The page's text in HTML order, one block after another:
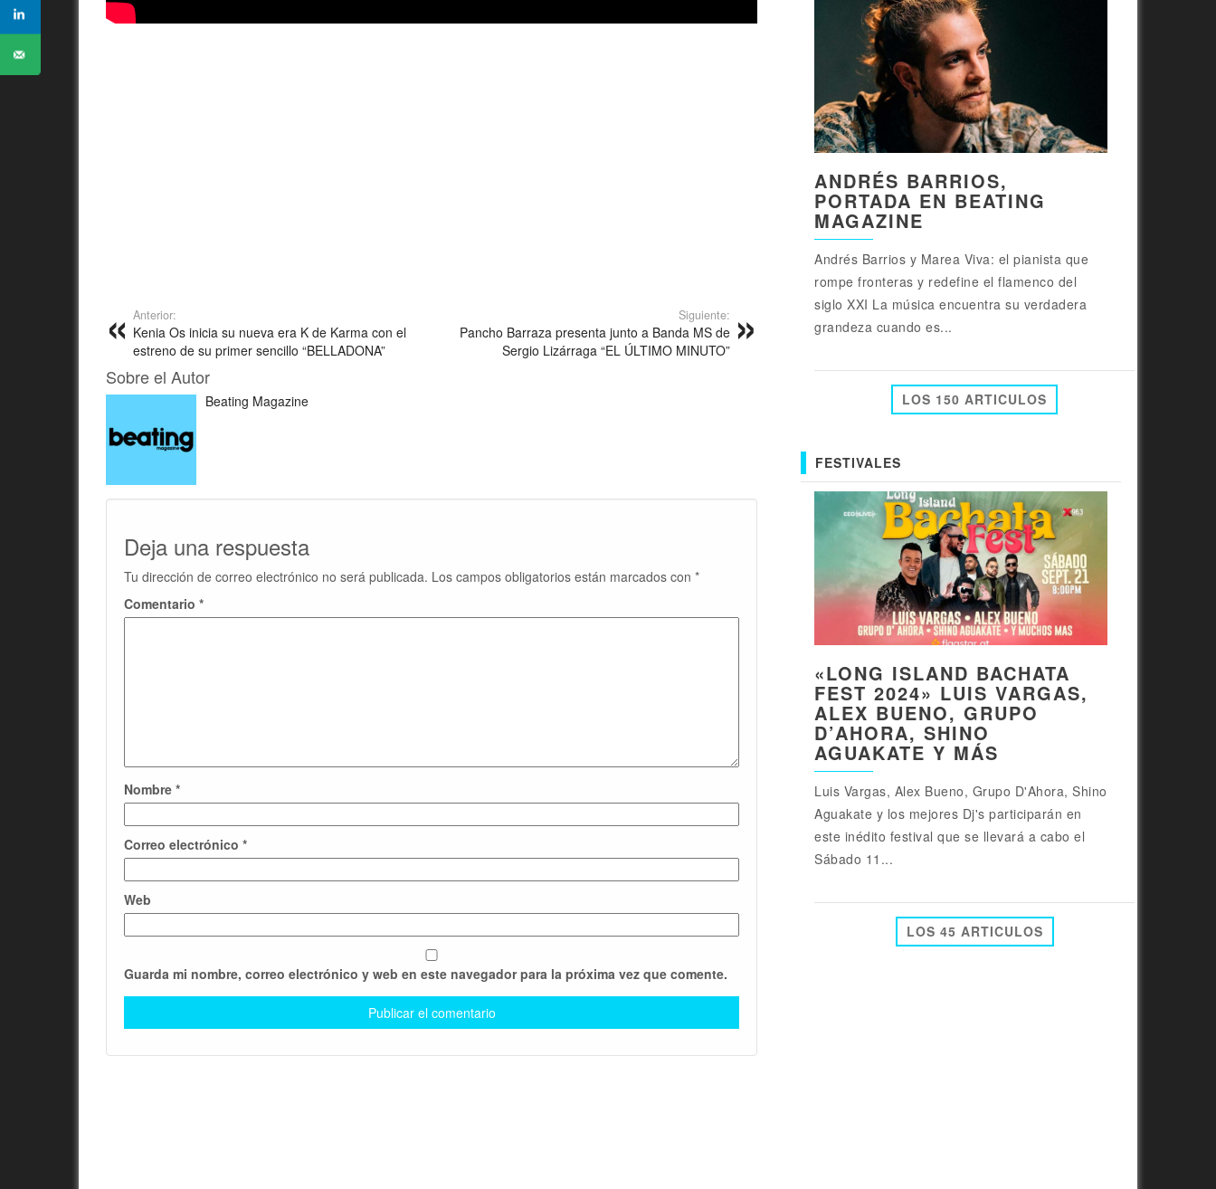
Anterior:
Kenia Os inicia su nueva era K de Karma con el
estreno de su primer sencillo “BELLADONA”
Siguiente:
Pancho Barraza presenta junto a Banda MS de
Sergio Lizárraga “EL ÚLTIMO MINUTO”
Sobre el Autor
Beating Magazine
Deja una respuesta
Tu dirección de correo electrónico no será publicada. Los campos obligatorios están marcados con *
Comentario *
Nombre *
Correo electrónico *
Web
Guarda mi nombre, correo electrónico y web en este navegador para la próxima vez que comente.
ANDRÉS BARRIOS,
PORTADA EN BEATING
MAGAZINE
Andrés Barrios y Marea Viva: el pianista que
rompe fronteras y redefine el flamenco del
siglo XXI La música encuentra su verdadera
grandeza cuando es...
LOS 150 ARTICULOS
FESTIVALES
«LONG ISLAND BACHATA
FEST 2024» LUIS VARGAS,
ALEX BUENO, GRUPO
D’AHORA, SHINO
AGUAKATE Y MÁS
Luis Vargas, Alex Bueno, Grupo D'Ahora, Shino
Aguakate y los mejores Dj's participarán en
este inédito festival que se llevará a cabo el
Sábado 11...
LOS 45 ARTICULOS